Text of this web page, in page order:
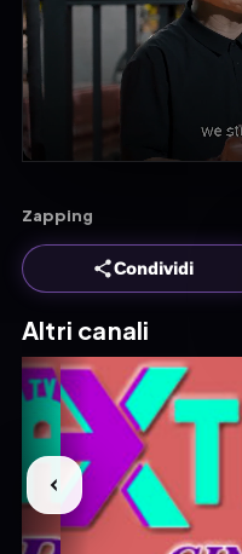
Zapping
Condividi
Altri canali